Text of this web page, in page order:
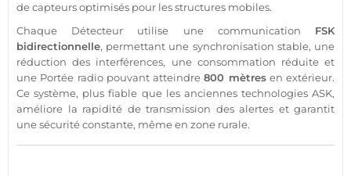
de capteurs optimisés pour les structures mobiles.
Chaque Détecteur utilise une communication FSK
bidirectionnelle, permettant une synchronisation stable, une
réduction des interférences, une consommation réduite et
une Portée radio pouvant atteindre800 mètresen extérieur.
Cesystème, plusfiable que les anciennes technologies ASK,
améliore la rapidité de transmission des alertes et garantit
unesécuritéconstante, même en zone rurale.